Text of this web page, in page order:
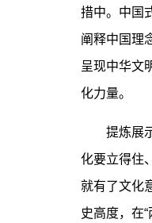
措中。中国
阐释中国理
呈现中华文
化力量。
提炼展示
化要立得住
就有了文化
史高度，在